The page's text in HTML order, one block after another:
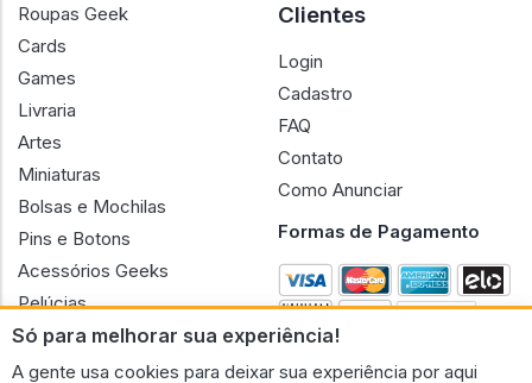
Só para melhorar sua experiência!
A gente usa cookies para deixar sua experiência por aqui
Roupas Geek
Cards
Games
Livraria
Artes
Miniaturas
Bolsas e Mochilas
Pins e Botons
Acessórios Geeks
Pelúcias
Bonecas
Clientes
Login
Cadastro
FAQ
Contato
Como Anunciar
Formas de Pagamento